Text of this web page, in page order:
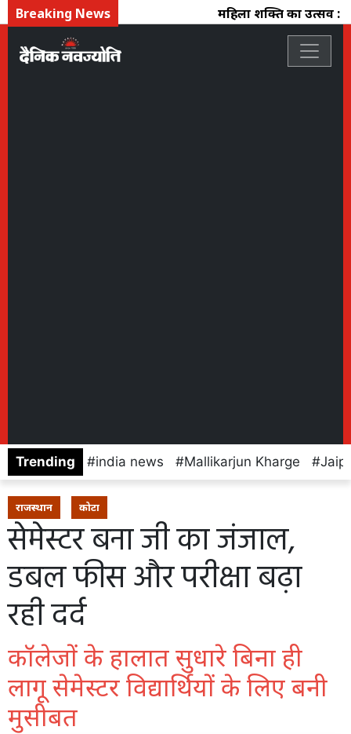
Breaking News महिला शक्ति का उत्सव :
Trending india news Mallikarjun Kharge
राजस्थान कोटा
सेमेस्टर बना जी का जंजाल,
डबल फीस और परीक्षा बढ़ा
रही दर्द
कॉलेजों के हालात सुधारे बिना ही
लागू सेमेस्टर विद्यार्थियों के लिए बनी
मुसीबत